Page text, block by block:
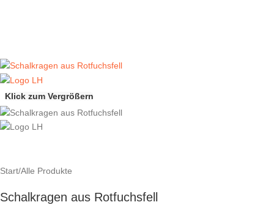
Klick zum Vergrößern
Start/Alle Produkte
Schalkragen aus Rotfuchsfell